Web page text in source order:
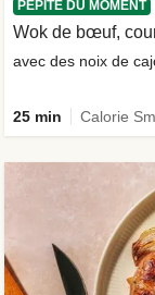
PÉPITE DU MOMENT
Wok de bœuf,
avec des noix de
25 min